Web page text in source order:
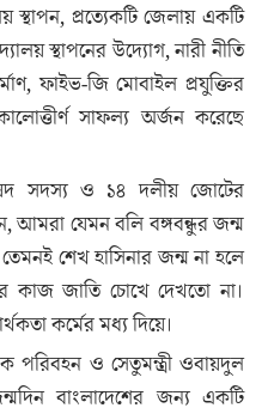
স্থাপন, প্রত্যেকটি জেলায় একটি
স্থাপনের উদ্যোগ, নারী নীতি
ফাইভ-জি মোবাইল প্রযুক্তির
সাফল্য অর্জন করেছে
সদস্য ও ১৪ দলীয় জোটের
যেমন বলি বঙ্গবন্ধুর জন্ম
তেমনই শেখ হাসিনার জন্ম না হলে
কাজ জাতি চোখে দেখতো না।
কর্মের মধ্য দিয়ে।
ও সেতুমন্ত্রী ওবায়দুল
বাংলাদেশের জন্য একটি